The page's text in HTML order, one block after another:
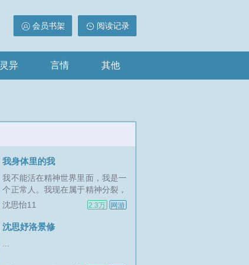
阅读记录
会员书架
灵异 言情 其他
我身体里的我
我不能活在精神世界里面，我是一
个正常人。我现在属于精神分裂，
等于有三个我。已经分裂出来了多
人格都想玩弄我。她们有时候也会
我为什么睡一觉就变一个人了。我
沈思怡11 2.3万 网游
沈思妤洛景修